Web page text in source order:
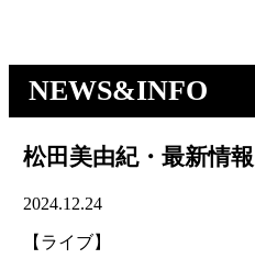
NEWS&INFO
松田美由紀・最新情報
2024.12.24
【ライブ】